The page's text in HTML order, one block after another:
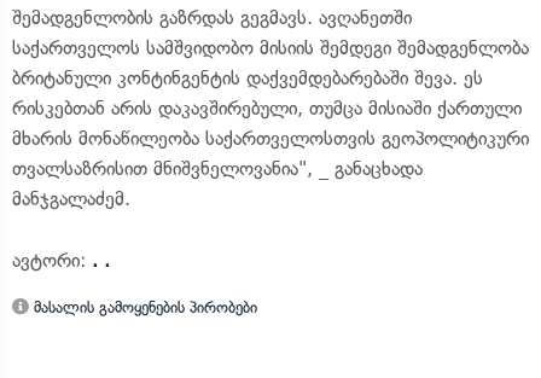
შემადგენლობის გაზრდას გეგმავს. ავღანეთში
საქართველოს სამშვიდობო მისიის შემდეგი შემადგენლობა
ბრიტანული კონტინგენტის დაქვემდებარებაში შევა. ეს
რისკებთან არის დაკავშირებული, თუმცა მისიაში ქართული
მხარის მონაწილეობა საქართველოსთვის გეოპოლიტიკური
თვალსაზრისით მნიშვნელოვანია", _ განაცხადა
მანჯგალაძემ.
ავტორი: . .
მასალის გამოყენების პირობები